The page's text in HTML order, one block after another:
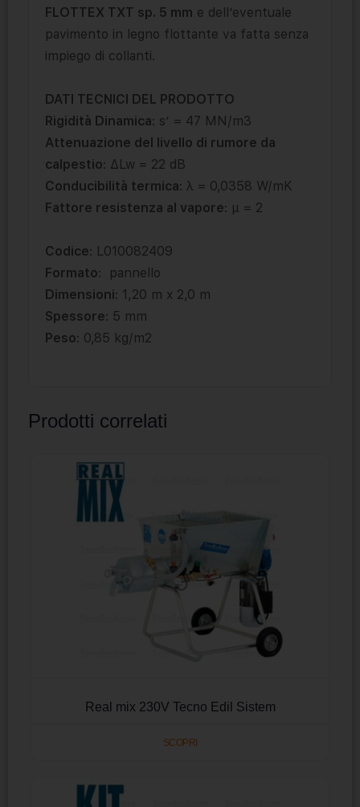
FLOTTEX TXT sp. 5 mm e dell’eventuale
pavimento in legno flottante va fatta senza
impiego di collanti.
DATI TECNICI DEL PRODOTTO
Rigidità Dinamica: s’ = 47 MN/m3
Attenuazione del livello di rumore da
calpestio: ΔLw = 22 dB
Conducibilità termica: λ = 0,0358 W/mK
Fattore resistenza al vapore: µ = 2
Codice: L010082409
Formato: pannello
Dimensioni: 1,20 m x 2,0 m
Spessore: 5 mm
Peso: 0,85 kg/m2
Prodotti correlati
Real mix 230V Tecno Edil Sistem
SCOPRI